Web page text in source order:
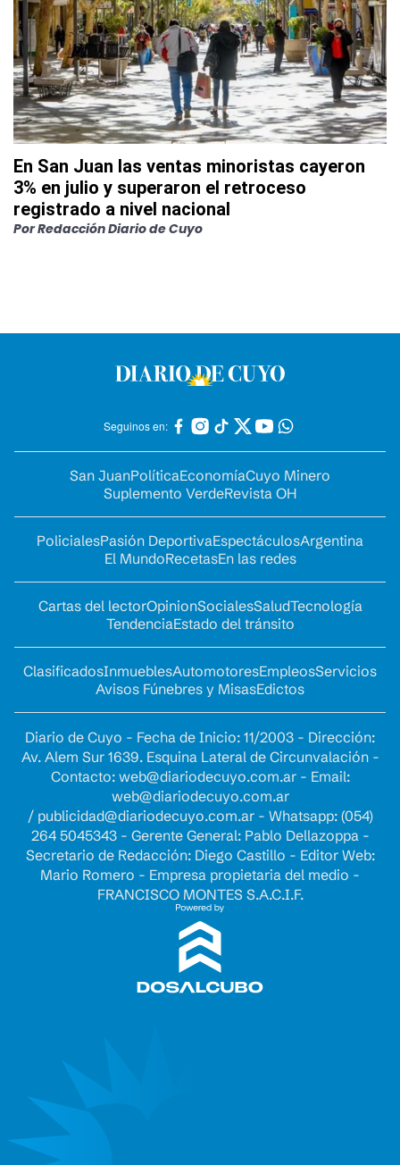
En San Juan las ventas minoristas cayeron
3% en julio y superaron el retroceso
registrado a nivel nacional
PorRedacción Diario de Cuyo
Seguinos en:
San JuanPolíticaEconomíaCuyo Minero
Suplemento VerdeRevista OH
PolicialesPasión DeportivaEspectáculosArgentina
El MundoRecetasEn las redes
Cartas del lectorOpinionSocialesSaludTecnología
TendenciaEstado del tránsito
ClasificadosInmueblesAutomotoresEmpleosServicios
Avisos Fúnebres y MisasEdictos
Diario de Cuyo - Fecha de Inicio: 11/2003 - Dirección:
Av. Alem Sur 1639. Esquina Lateral de Circunvalación -
Contacto: web@diariodecuyo.com.ar- Email:
web@diariodecuyo.com.ar
/ publicidad@diariodecuyo.com.ar- Whatsapp: (054)
264 5045343 - Gerente General: Pablo Dellazoppa -
Secretario de Redacción: Diego Castillo - Editor Web:
Mario Romero - Empresa propietaria del medio -
FRANCISCO MONTES S.A.C.I.F.